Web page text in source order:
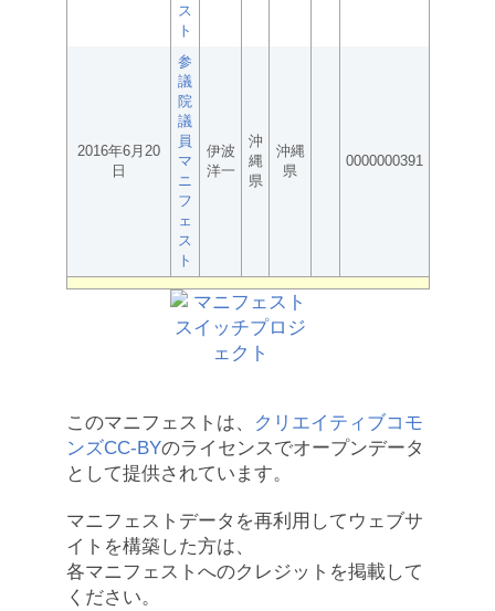
ス
ト
2016年6月20
日
参
議
院
議
員
マ
ニ
フ
ェ
ス
ト
伊波
洋一
沖
縄
県
沖縄
県
0000000391
このマニフェストは、
クリエイティブコモ
ンズCC-BYのライセンスでオープンデータ
として提供されています。
マニフェストデータを再利用してウェブサ
イトを構築した方は、
各マニフェストへのクレジットを掲載して
ください。